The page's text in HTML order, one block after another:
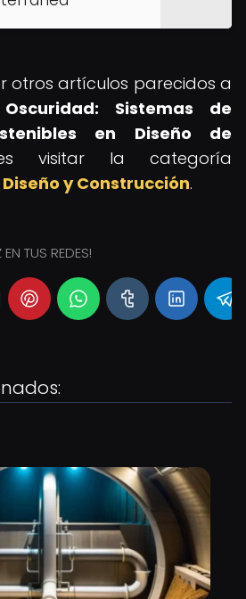
otros artículos parecidos a
Sistemas de
en Diseño de
visitar la categoría
y Construcción.
TUS REDES!